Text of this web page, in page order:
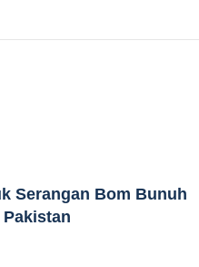
Serangan Bom Bunuh